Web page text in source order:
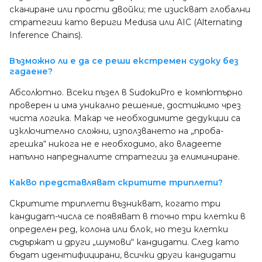
сканиране или прости двойки; те изискват глобални
стратегии като вериги Medusa или AIC (Alternating
Inference Chains).
Възможно ли е да се реши екстремен судоку без
гадаене?
Абсолютно. Всеки пъзел в SudokuPro е компютърно
проверен и има уникално решение, достижимо чрез
чиста логика. Макар че необходимите дедукции са
изключително сложни, използването на „проба-
грешка“ никога не е необходимо, ако владеете
напълно напредналите стратегии за елиминиране.
Какво представляват скритите триплети?
Скритите триплети възникват, когато три
кандидат-числа се появяват в точно три клетки в
определен ред, колона или блок, но тези клетки
съдържат и други „шумови“ кандидати. След като
бъдат идентифицирани, всички други кандидати